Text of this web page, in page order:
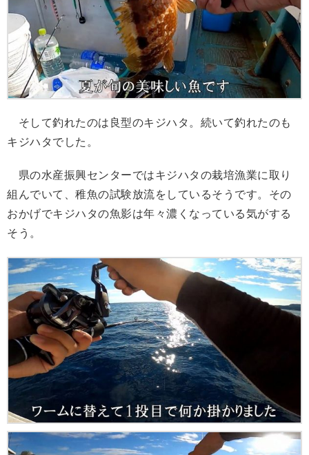
そして釣れたのは良型のキジハタ。続いて釣れたのも
キジハタでした。
県の水産振興センターではキジハタの栽培漁業に取り
組んでいて、稚魚の試験放流をしているそうです。その
おかげでキジハタの魚影は年々濃くなっている気がする
そう。